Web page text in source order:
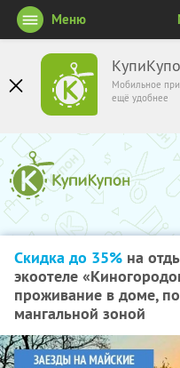
Мобильное
ещё удобнее
Меню
Скидка до 35% на
экоотеле
проживание в доме,
мангальной зоной